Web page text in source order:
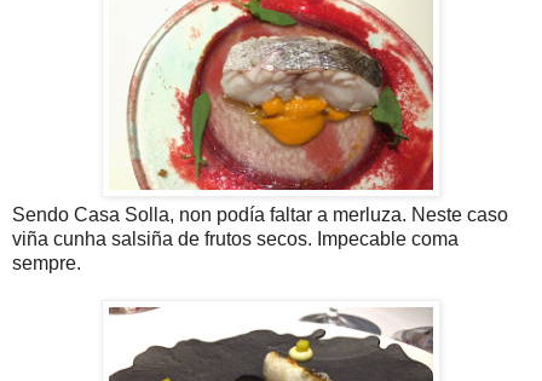
Sendo Casa Solla, non podía faltar a merluza. Neste caso
viña cunha salsiña de frutos secos. Impecable coma
sempre.